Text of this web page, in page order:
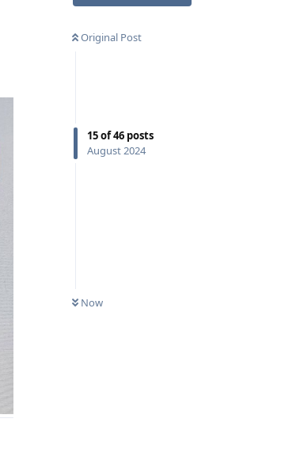
Original Post
15of46 posts
August 2024
Now